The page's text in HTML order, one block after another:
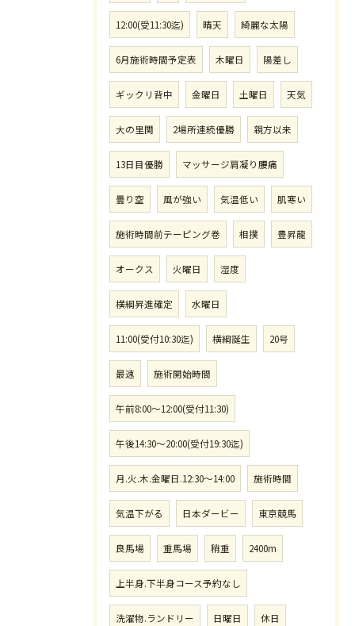
12:00(受11:30迄) 晴天 綺麗な太陽
6月施術時間予定表 木曜日 陽差し
ギックリ背中 金曜日 土曜日 天気
大の里関 2場所連続優勝 親方以来
13日目優勝 マッサージ肩凝り腰痛
曇り空 風が強い 気温低い 肌寒い
施術時間前テーピング巻 相撲 豊昇龍
オークス 火曜日 湿度
横綱昇進確定 水曜日
11:00(受付10:30迄) 横綱誕生 20号
最速 施術開始時間
午前8:00〜12:00(受付11:30)
午後14:30〜20:00(受付19:30迄)
月.火.木.金曜日.12:30〜14:00 施術時間
気温下がる 日本ダービー 東京競馬
良馬場 重馬場 稍重 2400m
上半身.下半身コース予約なし
洗濯物.ランドリー 日曜日 休日